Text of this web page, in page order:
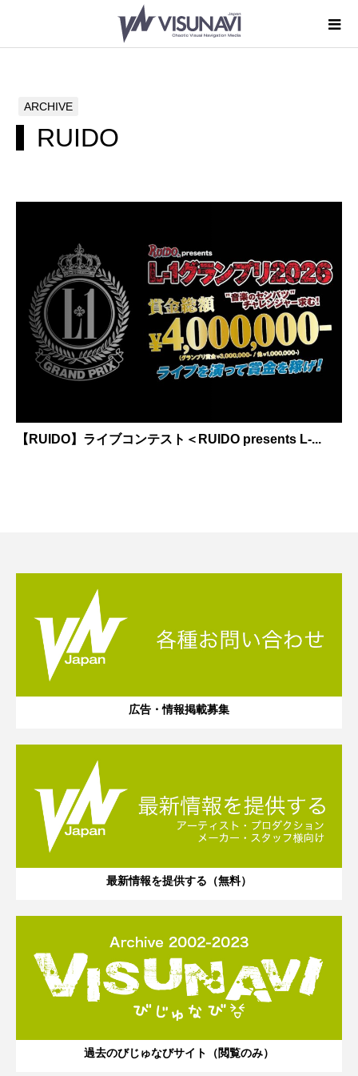
RUIDO
ARCHIVE
【RUIDO】ライブコンテスト＜RUIDO presents L-...
広告・情報掲載募集
最新情報を提供する（無料）
過去のびじゅなびサイト（閲覧のみ）